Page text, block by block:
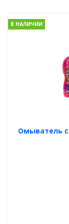
Омыватель
В НАЛИЧИИ